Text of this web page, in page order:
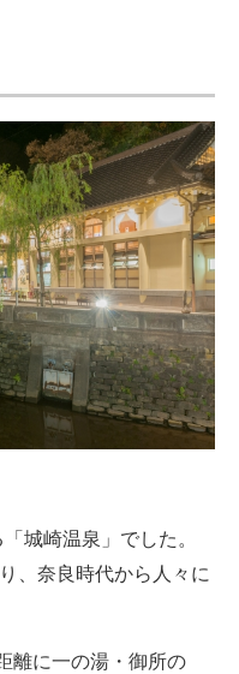
城崎温泉」でした。
、奈良時代から人々に
離に一の湯・御所の